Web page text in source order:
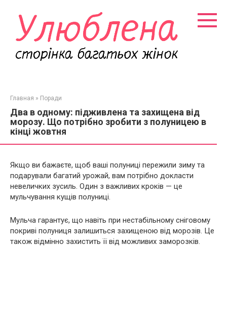
контенту
Главная » Поради
Два в одному: підживлена та захищена від
морозу. Що потрібно зробити з полуницею в
кінці жовтня
Якщо ви бажаєте, щоб ваші полуниці пережили зиму та
подарували багатий урожай, вам потрібно докласти
невеличких зусиль. Один з важливих кроків — це
мульчування кущів полуниці.
Мульча гарантує, що навіть при нестабільному сніговому
покриві полуниця залишиться захищеною від морозів. Це
також відмінно захистить її від можливих заморозків.